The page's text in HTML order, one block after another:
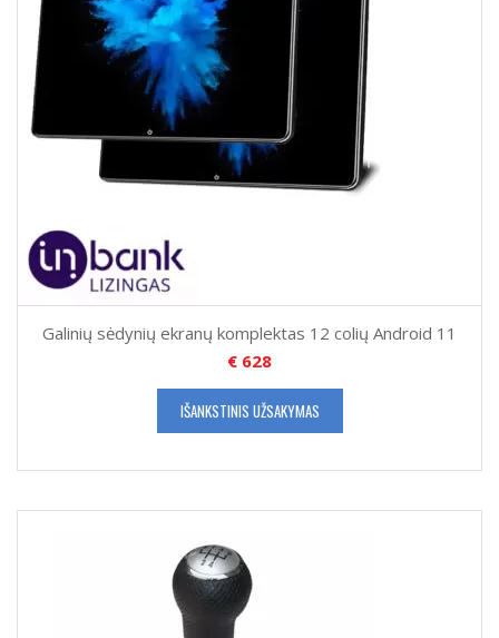
Galinių sėdynių ekranų komplektas 12 colių Android 11
€ 628
IŠANKSTINIS UŽSAKYMAS